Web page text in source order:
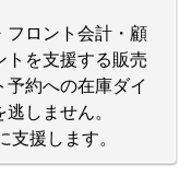
フロント会計・顧
トを支援する販売
予約への在庫ダイ
しません。
支援します。